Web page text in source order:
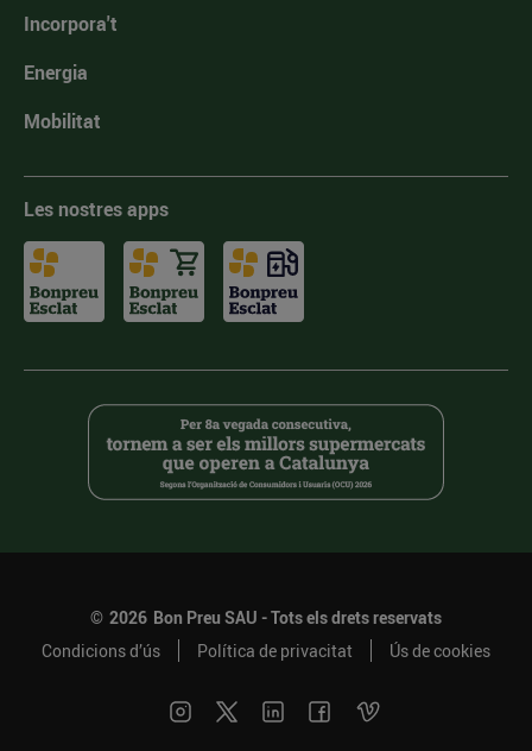
Incorpora't
Energia
Mobilitat
Les nostres apps
© 2026 Bon Preu SAU - Tots els drets reservats
Condicions d’ús
Política de privacitat Ús de cookies